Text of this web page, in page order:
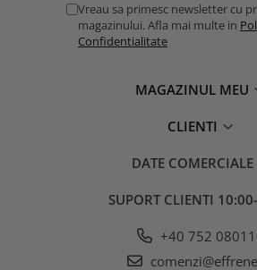
Vreau sa primesc newsletter cu
magazinului. Afla mai multe in
Confidentialitate
MAGAZINUL MEU
CLIENTI
DATE COMERCIALE
SUPORT CLIENTI
+40 752